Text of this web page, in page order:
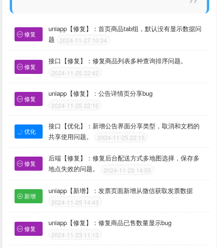
修复
uniapp【修复】：首页商品tab组，默认没有显示数据问
题
2024-11-27 10:34
修复
接口【修复】：修复商品列表多种查询排序问题。
2024-11-25 22:42
修复
uniapp【修复】：公告详情页分享bug
2024-11-25 22:16
优化
接口【优化】：新增公告界面分享类型，取消和文档的
共享使用问题。
2024-11-25 22:15
修复
后端【修复】：修复后台配送方式多地图选择，保存多
地点失效的问题。
2024-11-25 14:55
新增
uniapp【新增】：发票页面新增从微信获取发票数据
2024-11-25 14:43
修复
uniapp【修复】：修复商品已售数量显示bug
2024-11-23 11:13